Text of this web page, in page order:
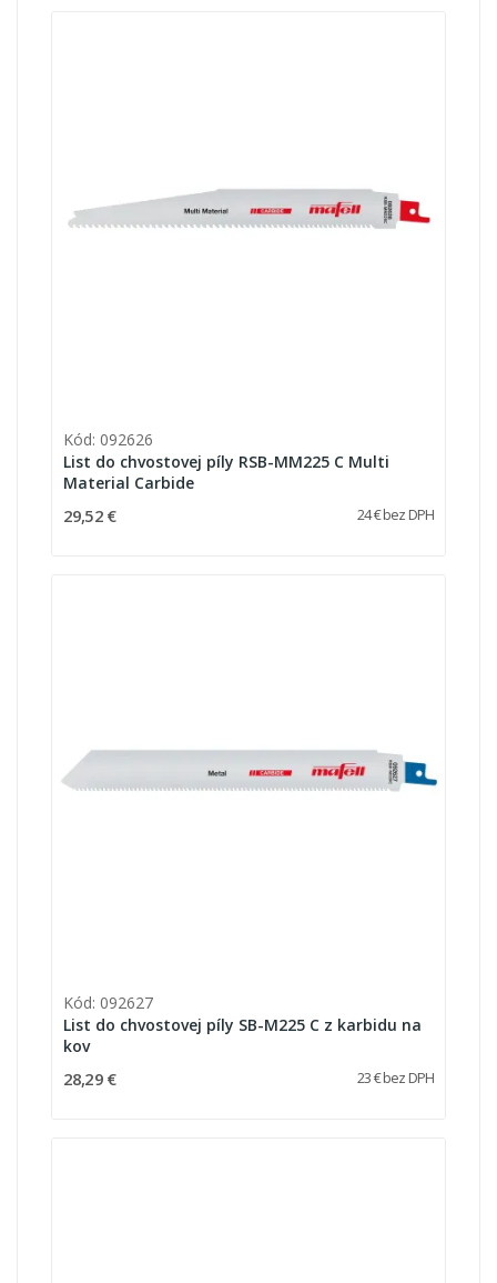
Kód: 092626
List do chvostovej píly RSB-MM225 C Multi
Material Carbide
29,52 € 24 € bez DPH
Kód: 092627
List do chvostovej píly SB-M225 C z karbidu na
kov
28,29 € 23 € bez DPH